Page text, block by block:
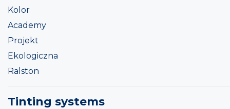
Kolor
Academy
Projekt
Ekologiczna
Ralston
Tinting systems